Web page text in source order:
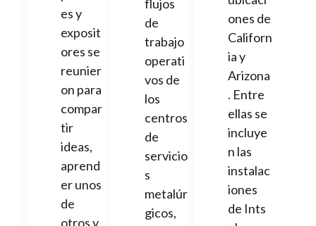
es y
exposit
ores se
reunier
on para
compar
tir
ideas,
aprend
er unos
de
otros y
flujos
de
trabajo
operati
vos de
los
centros
de
servicio
s
metalúr
gicos,
ones de
Californ
ia y
Arizona
. Entre
ellas se
incluye
n las
instalac
iones
de Ints